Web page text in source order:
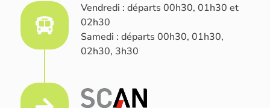
Vendredi : départs 00h30, 01h30 et
02h30
Samedi : départs 00h30, 01h30,
02h30, 3h30